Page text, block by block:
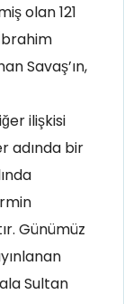
olan 121
Savaş’ın,
ilişkisi
adında bir
Günümüz
Sultan